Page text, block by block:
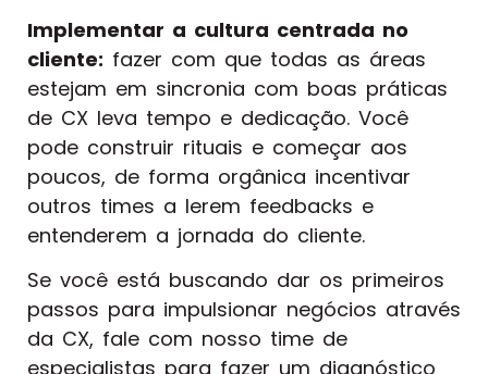
Implementar a cultura centrada no
cliente: fazer com que todas as áreas
estejam em sincronia com boas práticas
de CX leva tempo e dedicação. Você
pode construir rituais e começar aos
poucos, de forma orgânica incentivar
outros times a lerem feedbacks e
entenderem a jornada do cliente.
Se você está buscando dar os primeiros
passos para impulsionar negócios através
da CX, fale com nosso time de
especialistas para fazer um diagnóstico